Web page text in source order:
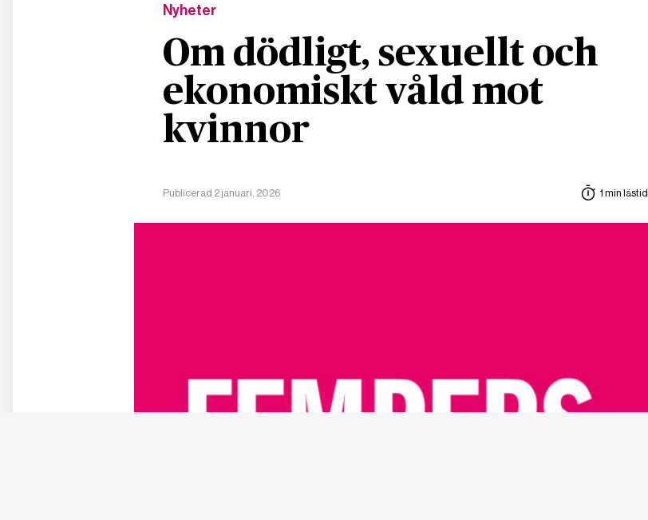
Nyheter
Om dödligt, sexuellt och
ekonomiskt våld mot
kvinnor
Publicerad 2 januari, 2026 1 min lästid